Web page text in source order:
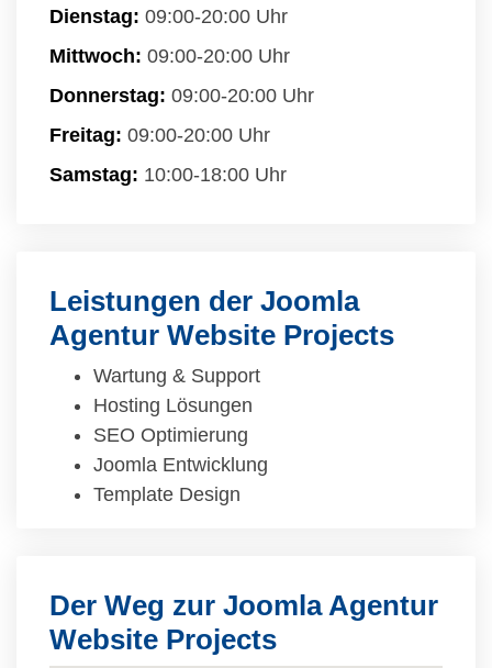
Dienstag: 09:00-20:00 Uhr
Mittwoch: 09:00-20:00 Uhr
Donnerstag: 09:00-20:00 Uhr
Freitag: 09:00-20:00 Uhr
Samstag: 10:00-18:00 Uhr
Leistungen der Joomla
Agentur Website Projects
Wartung & Support
Hosting Lösungen
SEO Optimierung
Joomla Entwicklung
Template Design
Der Weg zur Joomla Agentur
Website Projects